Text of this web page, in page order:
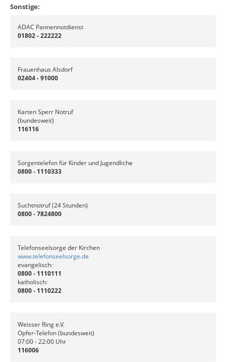
Sonstige:
ADAC Pannennotdienst
01802 - 222222
Frauenhaus Alsdorf
02404 - 91000
Karten Sperr Notruf
(bundesweit)
116116
Sorgentelefon für Kinder und Jugendliche
0800 - 1110333
Suchtnotruf (24 Stunden)
0800 - 7824800
Telefonseelsorge der Kirchen
www.telefonseelsorge.de
evangelisch:
0800 - 1110111
katholisch:
0800 - 1110222
Weisser Ring e.V.
Opfer-Telefon (bundesweit)
07:00 - 22:00 Uhr
116006